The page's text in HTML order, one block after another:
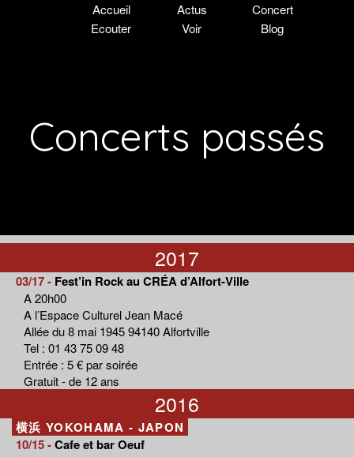
Accueil Actus
Concert
Ecouter
Voir Blog
Concerts passés
2017
03/17 - Fest’in Rock au CRÉA d’Alfort-Ville
A 20h00
A l’Espace Culturel Jean Macé
Allée du 8 mai 1945 94140 Alfortville
Tel : 01 43 75 09 48
Entrée : 5 € par soirée
Gratuit - de 12 ans
2016
横浜 YOKOHAMA - JAPON
10/15 -Cafe et bar Oeuf